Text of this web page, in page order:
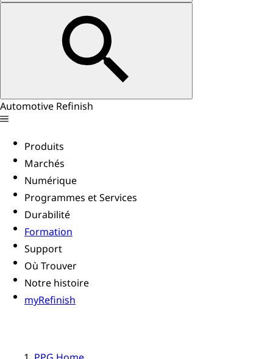
Automotive Refinish
Produits
Marchés
Numérique
Programmes et Services
Durabilité
Formation
Support
Où Trouver
Notre histoire
myRefinish